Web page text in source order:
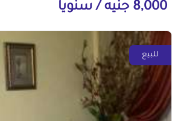
8,000 جنيه / سنوياً
للبيع